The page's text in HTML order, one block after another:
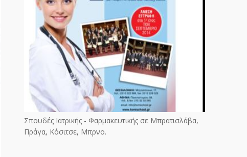
Σπουδές Ιατρικής - Φαρμακευτικής σε Μπρατισλάβα,
Πράγα, Κόσιτσε, Μπρνο.